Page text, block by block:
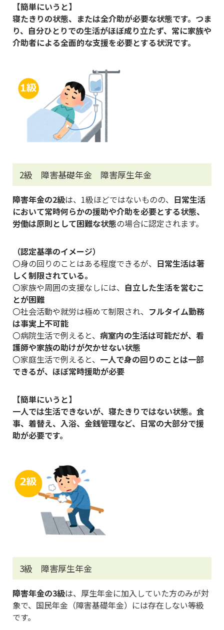
【簡単にいうと】
寝たきりの状態、または全介助が必要な状態です。つま
り、自分ひとりでの生活がほぼ成り立たず、常に家族や
介助者による全面的な支援を必要とする状況です。
2級 障害基礎年金 障害厚生年金
障害年金の2級は、1級ほどではないものの、 日常生活
において常時何らかの援助や介助を必要とする状態、
労働は原則として困難な状態の場合に認定されます。
（認定基準のイメージ）
〇身の回りのことはある程度できるが、 日常生活は著
しく制限されている。
〇家族や周囲の支援なしには、 自立した生活を営むこ
とが困難
〇社会活動や就労は極めて制限され、 フルタイム勤務
は事実上不可能
〇病院生活で例えると、 病室内の生活は可能だが、看
護師や家族の助けが欠かせない状態
〇家庭生活で例えると、 一人で身の回りのことは一部
できるが、ほぼ常時援助が必要
【簡単にいうと】
一人では生活できないが、寝たきりではない状態。食
事、着替え、入浴、金銭管理など、日常の大部分で援
助が必要です。
3級 障害厚生年金
障害年金の3級は、厚生年金に加入していた方のみが対
象で、国民年金（障害基礎年金）には存在しない等級
です。